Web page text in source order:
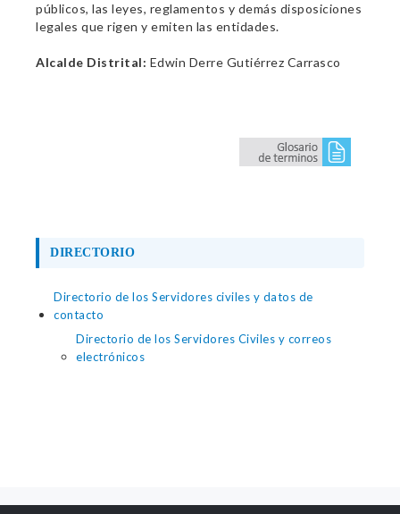
públicos, las leyes, reglamentos y demás disposiciones
legales que rigen y emiten las entidades.
Alcalde Distrital: Edwin Derre Gutiérrez Carrasco
DIRECTORIO
Directorio de los Servidores civiles y datos de
contacto
Directorio de los Servidores Civiles y correos
electrónicos